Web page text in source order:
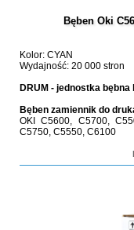
Bęben Oki
Kolor: CYAN
Wydajność: 20 000 stron
DRUM - jednostka bębna
Bęben zamiennik do
OKI C5600, C5700,
C5750, C5550, C6100